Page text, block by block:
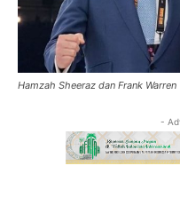
Hamzah Sheeraz dan Frank
-